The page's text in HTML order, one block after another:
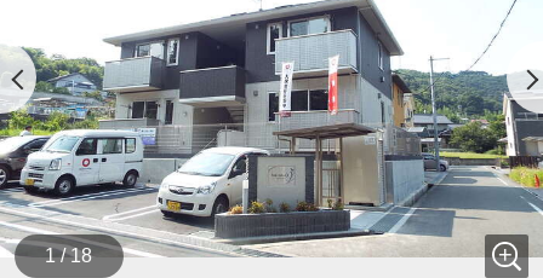
1 / 18